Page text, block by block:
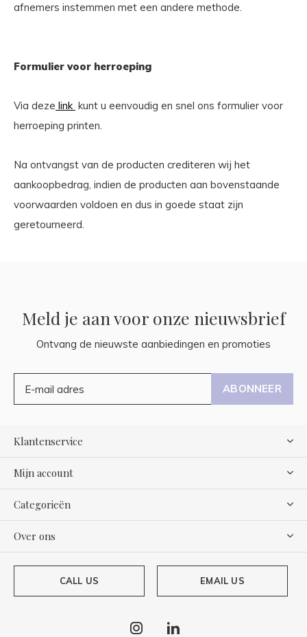
afnemers instemmen met een andere methode.
Formulier voor herroeping
Via deze link kunt u eenvoudig en snel ons formulier voor
herroeping printen.
Na ontvangst van de producten crediteren wij het
aankoopbedrag, indien de producten aan bovenstaande
voorwaarden voldoen en dus in goede staat zijn
geretourneerd.
Meld je aan voor onze nieuwsbrief
Ontvang de nieuwste aanbiedingen en promoties
ABONNEER
Klantenservice
Mijn account
Categorieën
Over ons
CALL US EMAIL US